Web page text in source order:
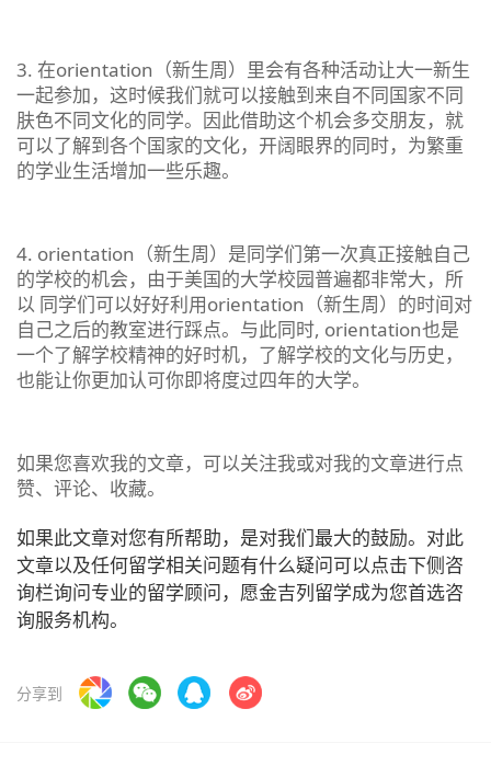
3. 在orientation（新生周）里会有各种活动让大一新生
一起参加，这时候我们就可以接触到来自不同国家不同
肤色不同文化的同学。因此借助这个机会多交朋友，就
可以了解到各个国家的文化，开阔眼界的同时，为繁重
的学业生活增加一些乐趣。
4. orientation（新生周）是同学们第一次真正接触自己
的学校的机会，由于美国的大学校园普遍都非常大，所
以 同学们可以好好利用orientation（新生周）的时间对
自己之后的教室进行踩点。与此同时, orientation也是
一个了解学校精神的好时机，了解学校的文化与历史，
也能让你更加认可你即将度过四年的大学。
如果您喜欢我的文章，可以关注我或对我的文章进行点
赞、评论、收藏。
如果此文章对您有所帮助，是对我们最大的鼓励。对此
文章以及任何留学相关问题有什么疑问可以点击下侧咨
询栏询问专业的留学顾问，愿金吉列留学成为您首选咨
询服务机构。
分享到